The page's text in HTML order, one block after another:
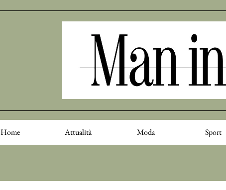
Home Attualità Moda Sport